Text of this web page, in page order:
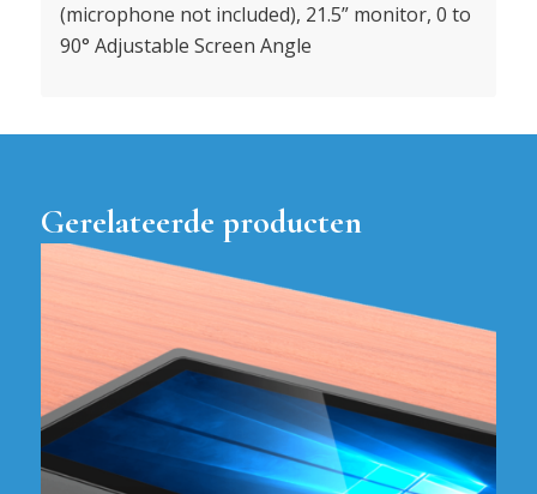
(microphone not included), 21.5” monitor, 0 to
90° Adjustable Screen Angle
Gerelateerde producten